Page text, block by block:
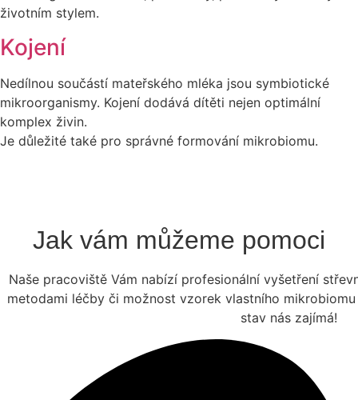
životním stylem.
Kojení
Nedílnou součástí mateřského mléka jsou symbiotické
mikroorganismy. Kojení dodává dítěti nejen optimální
komplex živin.
Je důležité také pro správné formování mikrobiomu.
Jak vám můžeme pomoci
Naše pracoviště Vám nabízí profesionální vyšetření
metodami léčby či možnost vzorek vlastního
stav nás zajímá!